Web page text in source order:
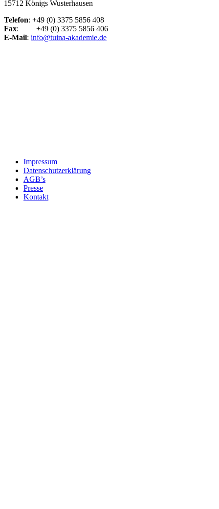
15712 Königs Wusterhausen
Telefon: +49 (0) 3375 5856 408
Fax: +49 (0) 3375 5856 406
E-Mail: info@tuina-akademie.de
Impressum
Datenschutzerklärung
AGB’s
Presse
Kontakt